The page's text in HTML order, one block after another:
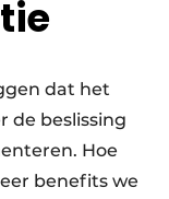
dat het
de beslissing
Hoe
benefits we